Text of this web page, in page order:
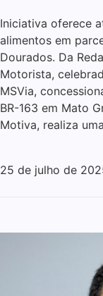
Iniciativa oferece
alimentos em
Dourados. Da
Motorista,
MSVia,
BR-163 em Mato
Motiva, realiza
25 de julho de